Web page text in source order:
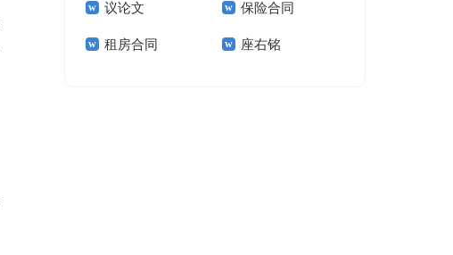
议论文 保险合同
租房合同 座右铭